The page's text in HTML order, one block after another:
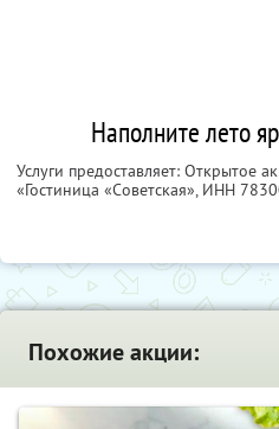
Наполните лето
Услуги предоставляет: Открытое
«Гостиница «Советская», ИНН
Похожие акции: